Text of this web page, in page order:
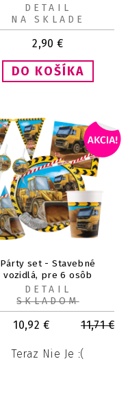
2,90 €
DETAIL
NA SKLADE
Párty set - Stavebné
vozidlá, pre 6 osôb
10,92 € 11,71€
Teraz Nie Je :(
DETAIL
SKLADOM